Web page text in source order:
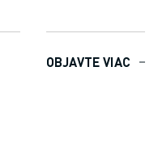
OBJAVTE VIAC